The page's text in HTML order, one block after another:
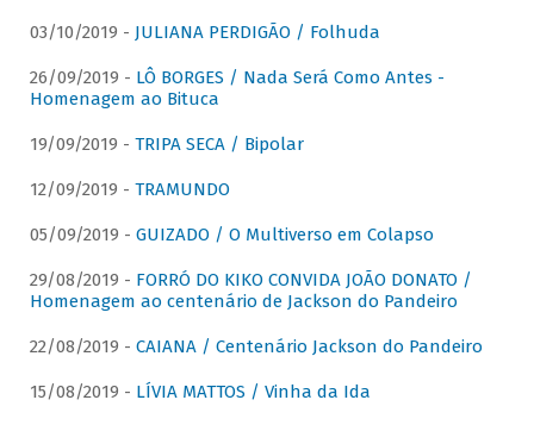
03/10/2019 - JULIANA PERDIGÃO / Folhuda
26/09/2019 - LÔ BORGES / Nada Será Como Antes -
Homenagem ao Bituca
19/09/2019 - TRIPA SECA / Bipolar
12/09/2019 - TRAMUNDO
05/09/2019 - GUIZADO / O Multiverso em Colapso
29/08/2019 - FORRÓ DO KIKO CONVIDA JOÃO DONATO /
Homenagem ao centenário de Jackson do Pandeiro
22/08/2019 - CAIANA / Centenário Jackson do Pandeiro
15/08/2019 - LÍVIA MATTOS / Vinha da Ida